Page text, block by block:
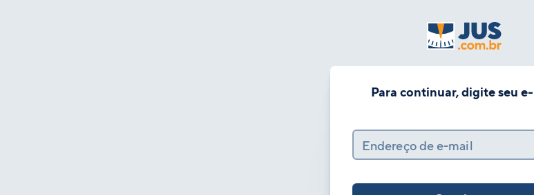
Para continuar, digite seu
Endereço de e-mail